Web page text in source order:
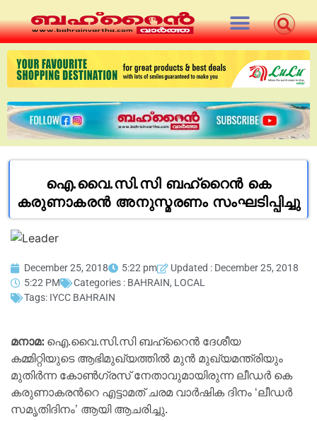
ഐ.വൈ.സി.സി ബഹ്‌റൈന്‍ കെ
കരുണാകരൻ അനുസ്മരണം സംഘടിപ്പിച്ചു
December 25, 2018 5:22 pm
Updated : December 25, 2018
5:22 PM
Categories : BAHRAIN, LOCAL
Tags: IYCC BAHRAIN
മനാമ:ഐ.വൈ.സി.സി ബഹ്‌റൈന്‍ ദേശീയ
കമ്മിറ്റിയുടെ ആഭിമുഖ്യത്തിൽ മുൻ മുഖ്യമന്ത്രിയും
മുതിർന്ന കോൺഗ്രസ് നേതാവുമായിരുന്ന ലീഡര്‍ കെ
കരുണാകരന്‍റെ എട്ടാമത് ചരമ വാര്‍ഷിക ദിനം ‘ലീഡര്‍
സമൃതിദിനം’ ആയി ആചരിച്ചു.